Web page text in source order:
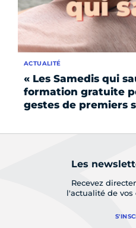
« Les Samedis qui
formation gratuite
gestes de premiers
ACTUALITÉ
Les
Recevez
l'actualité de